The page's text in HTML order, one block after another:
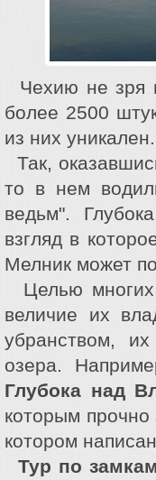
Чехию не зря
более 2500
из них
Так,
то в нем
ведьм".
взгляд в
Мелник может
Целью
величие их
убранством,
озера.
Глубока над
которым прочно
котором
Тур по